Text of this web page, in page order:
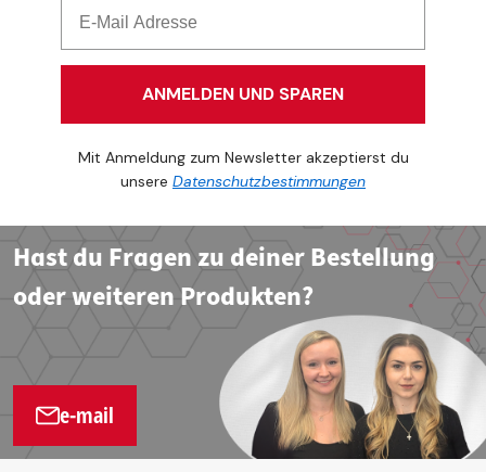
ANMELDEN UND SPAREN
Mit Anmeldung zum Newsletter akzeptierst du
unsere Datenschutzbestimmungen
Hast du Fragen zu deiner Bestellung
oder weiteren Produkten?
e-mail